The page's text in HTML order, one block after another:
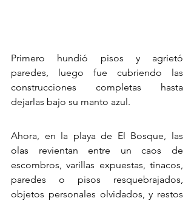
Primero hundió pisos y agrietó
paredes, luego fue cubriendo las
construcciones completas hasta
dejarlas bajo su manto azul.
Ahora, en la playa de El Bosque, las
olas revientan entre un caos de
escombros, varillas expuestas, tinacos,
paredes o pisos resquebrajados,
objetos personales olvidados, y restos